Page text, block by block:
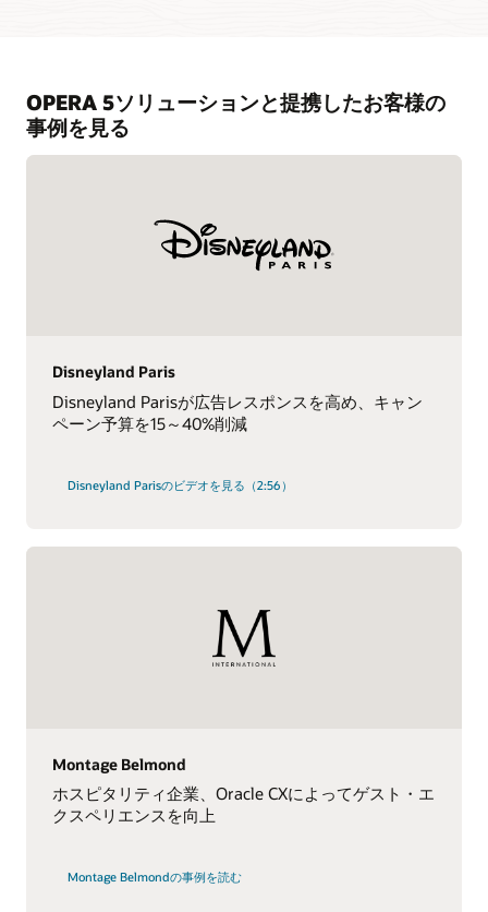
OPERA 5ソリューションと提携したお客様の
事例を見る
Disneyland Paris
Disneyland Parisが広告レスポンスを高め、キャン
ペーン予算を15～40%削減
Disneyland Parisのビデオを見る（2:56）
Montage Belmond
ホスピタリティ企業、Oracle CXによってゲスト・エ
クスペリエンスを向上
Montage Belmondの事例を読む